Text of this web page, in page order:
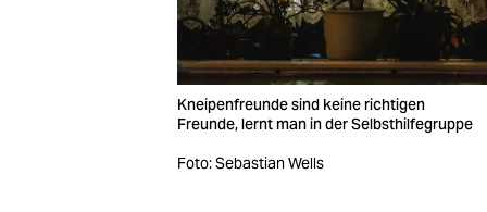
Kneipenfreunde sind keine richtigen
Freunde, lernt man in der Selbsthilfegruppe
Foto: Sebastian Wells